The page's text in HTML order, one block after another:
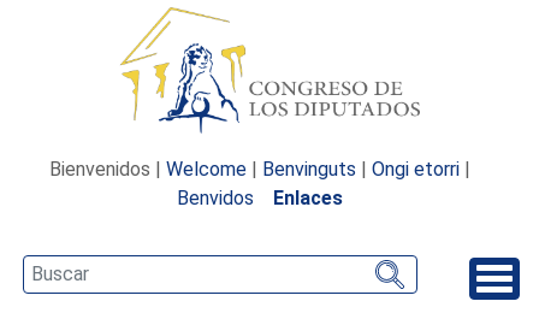
Bienvenidos | Welcome | Benvinguts | Ongi etorri |
Benvidos
Enlaces